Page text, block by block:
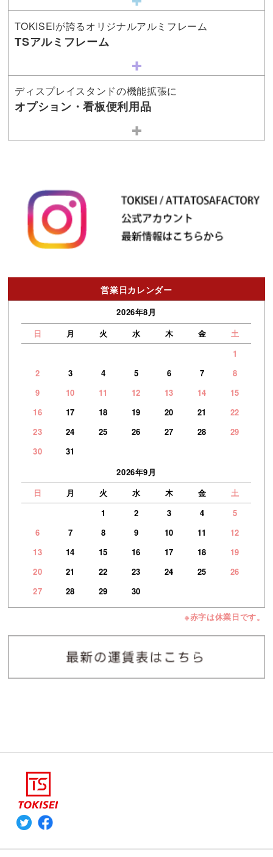
TOKISEIが誇るオリジナルアルミフレーム
TSアルミフレーム
ディスプレイスタンドの機能拡張に
オプション・看板便利用品
営業日カレンダー
2026年8月
日
月 火 水 木 金
土
1
2
3 4 5 6 7
8
9
10 11 12 13 14
15
16
17 18 19 20 21
22
23
24 25 26 27 28
29
30
31
2026年9月
日
月 火 水 木 金
土
1
2 3 4
5
6
7 8 9 10 11
12
13
14 15 16 17 18
19
20
21 22 23 24 25
26
27
28 29 30
※赤字は休業日です。